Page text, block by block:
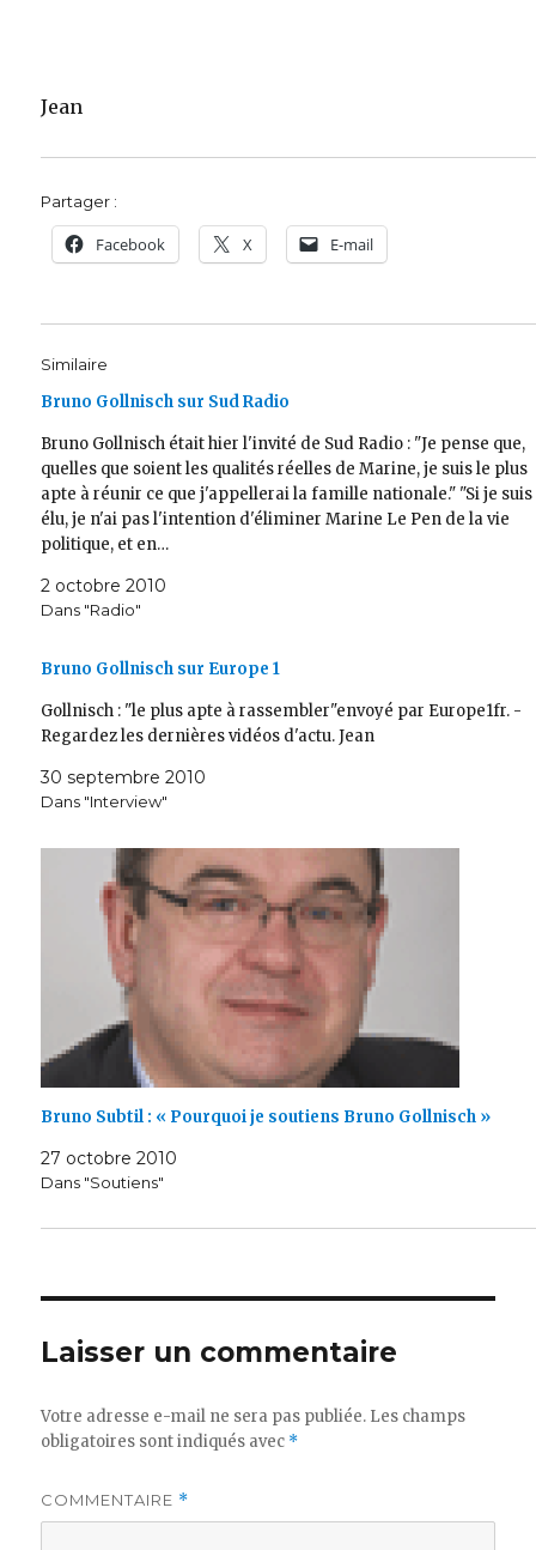
Jean
Partager :
Facebook X E-mail
Similaire
Bruno Gollnisch sur Sud Radio
Bruno Gollnisch était hier l'invité de Sud Radio : "Je pense que,
quelles que soient les qualités réelles de Marine, je suis le plus
apte à réunir ce que j'appellerai la famille nationale." "Si je suis
élu, je n'ai pas l'intention d'éliminer Marine Le Pen de la vie
politique, et en…
2 octobre 2010
Dans "Radio"
Bruno Gollnisch sur Europe 1
Gollnisch : "le plus apte à rassembler"envoyé par Europe1fr. -
Regardez les dernières vidéos d'actu. Jean
30 septembre 2010
Dans "Interview"
Bruno Subtil : « Pourquoi je soutiens Bruno Gollnisch »
27 octobre 2010
Dans "Soutiens"
Laisser un commentaire
Votre adresse e-mail ne sera pas publiée. Les champs
obligatoires sont indiqués avec *
COMMENTAIRE *